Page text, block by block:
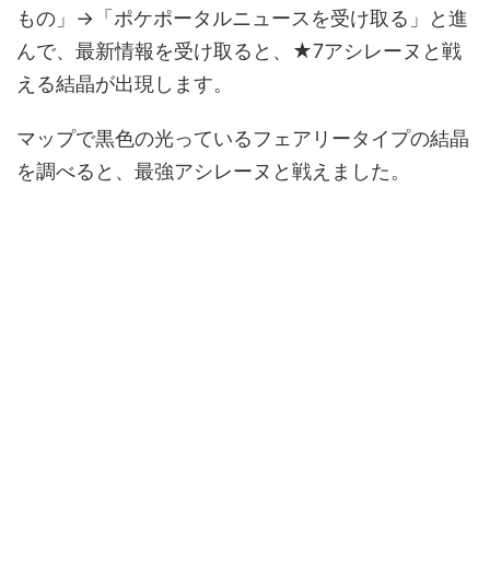
もの」→「ポケポータルニュースを受け取る」と進
んで、最新情報を受け取ると、★7アシレーヌと戦
える結晶が出現します。
マップで黒色の光っているフェアリータイプの結晶
を調べると、最強アシレーヌと戦えました。